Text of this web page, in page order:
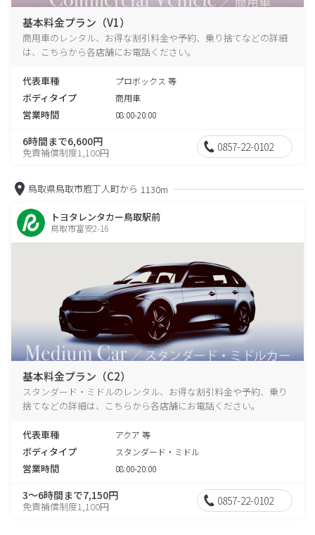
基本料金プラン（V1）
商用車のレンタル、お得な割引料金や予約、乗り捨てなどの詳細
は、こちらから各店舗にお電話ください。
代表車種 プロボックス 等
ボディタイプ 商用車
営業時間 08:00-20:00
6時間まで6,600円
免責補償制度1,100円 0857-22-0102
鳥取県鳥取市庖丁人町から 1130m
トヨタレンタカー鳥取駅前
鳥取市富安2-16
基本料金プラン（C2）
スタンダード・ミドルのレンタル、お得な割引料金や予約、乗り
捨てなどの詳細は、こちらから各店舗にお電話ください。
代表車種 アクア 等
ボディタイプ スタンダード・ミドル
営業時間 08:00-20:00
3～6時間まで7,150円
免責補償制度1,100円 0857-22-0102